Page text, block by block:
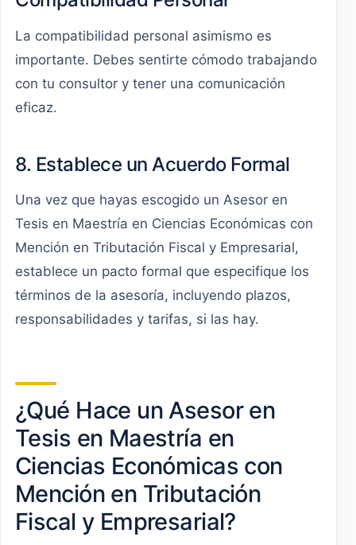
La compatibilidad personal asimismo es
importante. Debes sentirte cómodo trabajando
con tu consultor y tener una comunicación
eficaz.
8. Establece un Acuerdo Formal
Una vez que hayas escogido un Asesor en
Tesis en Maestría en Ciencias Económicas con
Mención en Tributación Fiscal y Empresarial,
establece un pacto formal que especifique los
términos de la asesoría, incluyendo plazos,
responsabilidades y tarifas, si las hay.
¿Qué Hace un Asesor en
Tesis en Maestría en
Ciencias Económicas con
Mención en Tributación
Fiscal y Empresarial?